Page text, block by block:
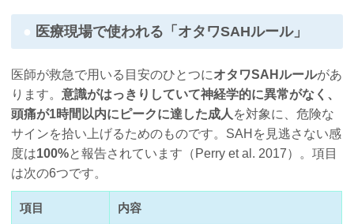
医療現場で使われる「オタワSAHルール」
医師が救急で用いる目安のひとつにオタワSAHルールがあ
ります。意識がはっきりしていて神経学的に異常がなく、
頭痛が1時間以内にピークに達した成人を対象に、危険な
サインを拾い上げるためのものです。SAHを見逃さない感
度は100%と報告されています（Perry et al. 2017）。項目
は次の6つです。
項目 内容